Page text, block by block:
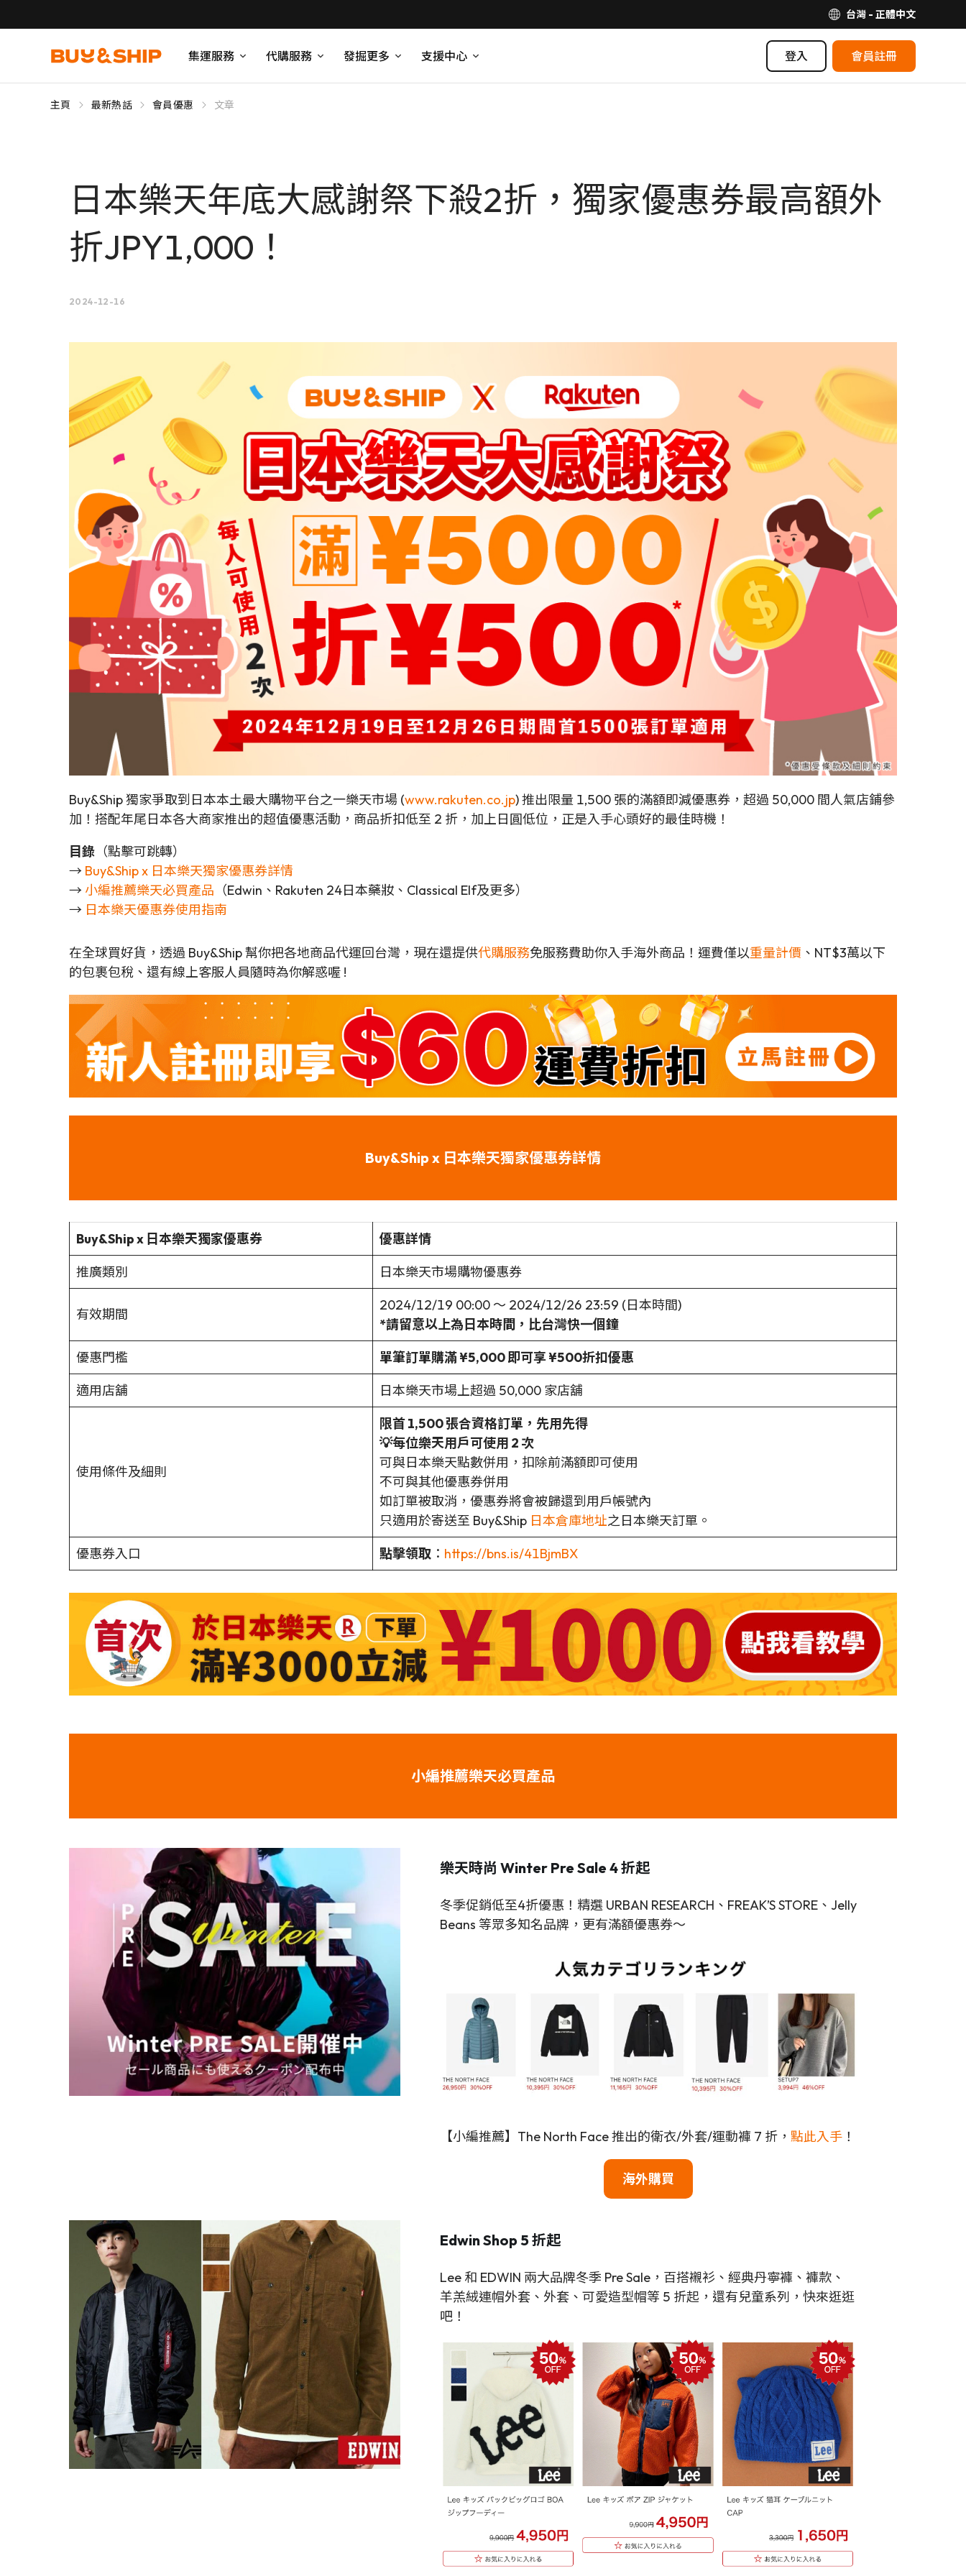
台灣 - 正體中文
集運服務 代購服務 發掘更多 支援中心 登入 會員註冊
主頁 最新熱話 會員優惠 文章
日本樂天年底大感謝祭下殺2折，獨家優惠券最高額外
折JPY1,000！
2024-12-16
Buy&Ship 獨家爭取到日本本土最大購物平台之一樂天市場 (www.rakuten.co.jp) 推出限量 1,500 張的滿額即減優惠券，超過 50,000 間人氣店鋪參
加！搭配年尾日本各大商家推出的超值優惠活動，商品折扣低至 2 折，加上日圓低位，正是入手心頭好的最佳時機！
目錄 （點擊可跳轉）
→ Buy&Ship x 日本樂天獨家優惠券詳情
→ 小編推薦樂天必買產品 （Edwin、Rakuten 24日本藥妝、Classical Elf及更多）
→ 日本樂天優惠券使用指南
在全球買好貨，透過 Buy&Ship 幫你把各地商品代運回台灣，現在還提供代購服務免服務費助你入手海外商品！運費僅以重量計價 、NT$3萬以下
的包裹包稅、還有線上客服人員隨時為你解惑喔 !
Buy&Ship x 日本樂天獨家優惠券詳情
Buy&Ship x 日本樂天獨家優惠券
優惠詳情
推廣類別
日本樂天市場購物優惠券
有效期間
2024/12/19 00:00 ～ 2024/12/26 23:59 (日本時間)
*請留意以上為日本時間，比台灣快一個鐘
優惠門檻
單筆訂單購滿 ¥5,000 即可享 ¥500折扣優惠
適用店舖
日本樂天市場上超過 50,000 家店舖
使用條件及細則
限首 1,500 張合資格訂單，先用先得
💡每位樂天用戶可使用 2 次
可與日本樂天點數併用，扣除前滿額即可使用
不可與其他優惠券併用
如訂單被取消，優惠券將會被歸還到用戶帳號內
只適用於寄送至 Buy&Ship 日本倉庫地址之日本樂天訂單。
優惠券入口
點擊領取 ： https://bns.is/41BjmBX
小編推薦樂天必買產品
樂天時尚 Winter Pre Sale 4 折起
冬季促銷低至4折優惠！精選 URBAN RESEARCH、FREAK’S STORE、Jelly
Beans 等眾多知名品牌，更有滿額優惠券～
【小編推薦】The North Face 推出的衛衣/外套/運動褲 7 折， 點此入手 ！
海外購買
Edwin Shop 5 折起
Lee 和 EDWIN 兩大品牌冬季 Pre Sale，百搭襯衫、經典丹寧褲、褲款、
羊羔絨連帽外套、外套、可愛造型帽等 5 折起，還有兒童系列，快來逛逛
吧！